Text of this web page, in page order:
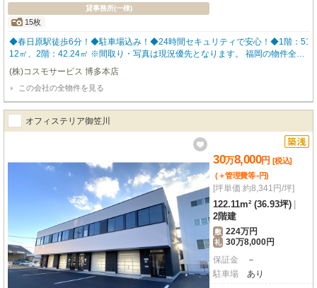
貸事務所(一棟)
15枚
◆春日原駅徒歩6分！◆駐車場込み！◆24時間セキュリティで安心！◆1階：51.
12㎡、2階：42.24㎡ ※間取り・写真は現況優先となります。 福岡の物件全て
ご紹介出来ます！！何でもご相談下さい♪
(株)コスモサービス 博多本店
この会社の全物件を見る
オフィステリア御笠川
30万8,000円 [税込]
(＋管理費等-円)
[坪単価 約8,341円/坪]
122.11m² (36.93坪)
2階建
敷 224万円
礼 30万8,000円
保証金
－
駐車場
あり